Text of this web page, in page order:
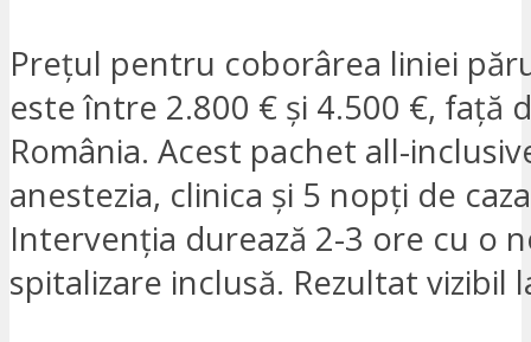
Prețul pentru coborârea liniei
este între 2.800 € și 4.500 €, față
România. Acest pachet all-
anestezia, clinica și 5 nopți de
Intervenția durează 2-3 ore cu o
spitalizare inclusă. Rezultat vizibil